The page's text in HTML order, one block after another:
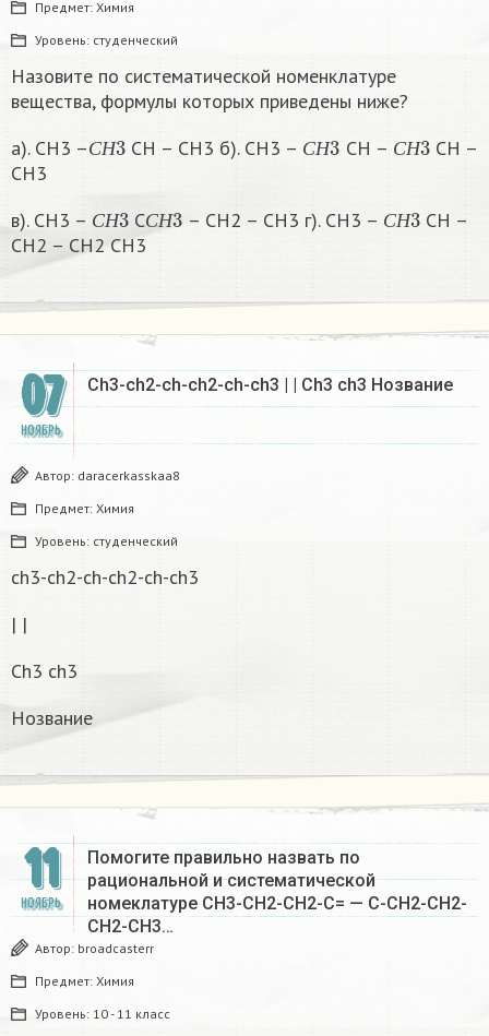
Предмет: Химия
Уровень: студенческий
Назовите по систематической номенклатуре
вещества, формулы которых приведены ниже?
а). СН3 –
С Н
СН3 СН – СН3 б). СН3 – СН
СН3 СН – С Н
СН3 СН –
СН3
в). СН3 –
С Н
СН3 С СН
СН3 – СН2 – СН3 г). СН3 – С Н
СН3 СН –
СН2 – СН2 СН3
07
НОЯБРЬ
Ch3-ch2-ch-ch2-ch-ch3 | | Ch3 ch3 Нозвание
Автор: daracerkasskaa8
Предмет: Химия
Уровень: студенческий
ch3-ch2-ch-ch2-ch-ch3
| |
Ch3 ch3
Нозвание
11
НОЯБРЬ
Помогите правильно назвать по
рациональной и систематической
номеклатуре CH3-CH2-CH2-C= — C-CH2-CH2-
CH2-CH3…
Автор: broadcasterr
Предмет: Химия
Уровень: 10 - 11 класс